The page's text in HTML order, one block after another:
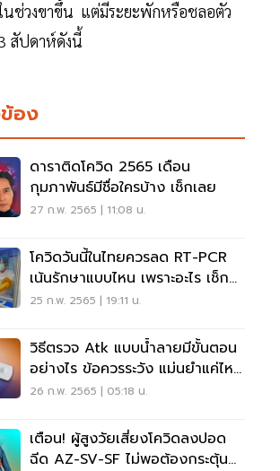
นช่วงขาขึ้น แต่มีระยะพักหรือชลอตัว
สัปดาห์ดังนี้
อง
ดาราติดโควิด 2565 เดือน
กุมภาพันธ์มีชื่อใครบ้าง เช็กเลย
27 ก.พ. 2565 | 11:08 น.
โควิดวันนี้ในไทยควรลด RT-PCR
เน้นรักษาแบบไหน เพราะอะไร เช็ก
เลย
25 ก.พ. 2565 | 19:11 น.
วิธีตรวจ Atk แบบน้ำลายมีขั้นตอน
อย่างไร ข้อควรระวัง แม่นยำแค่ไหน
เช็กเลย
26 ก.พ. 2565 | 05:18 น.
เตือน! ผู้สูงวัยเสี่ยงโควิดลงปอด
ฉีด AZ-SV-SF ไม่พอต้องกระตุ้น